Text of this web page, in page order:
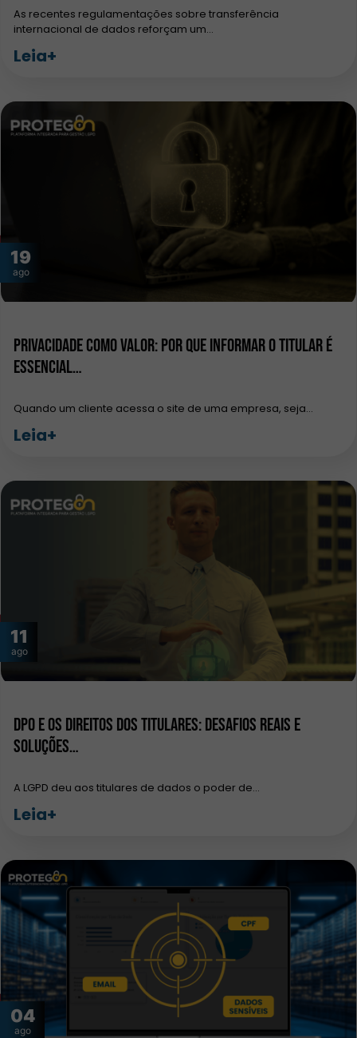
As recentes regulamentações sobre transferência
internacional de dados reforçam um…
Leia+
19
ago
Privacidade como Valor: Por que Informar o Titular é
Essencial…
Quando um cliente acessa o site de uma empresa, seja…
Leia+
11
ago
DPO e os Direitos dos Titulares: Desafios Reais e
Soluções…
A LGPD deu aos titulares de dados o poder de…
Leia+
04
ago